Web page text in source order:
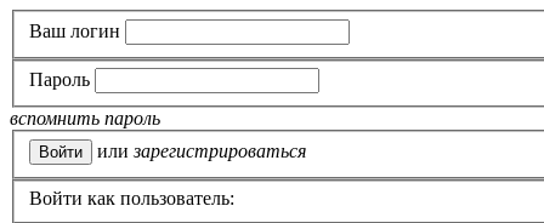
Ваш логин
Пароль
вспомнить пароль
или зарегистрироваться
Войти как пользователь: